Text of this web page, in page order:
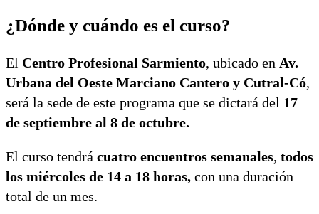
¿Dónde y cuándo es el curso?
El Centro Profesional Sarmiento, ubicado en Av.
Urbana del Oeste Marciano Cantero y Cutral-Có,
será la sede de este programa que se dictará del 17
de septiembre al 8 de octubre.
El curso tendrá cuatro encuentros semanales, todos
los miércoles de 14 a 18 horas, con una duración
total de un mes.